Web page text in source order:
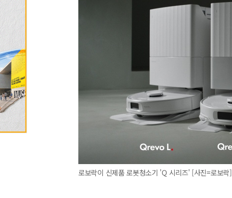
로보락이 신제품 로봇청소기 'Q 시리즈' [사진=로보락]